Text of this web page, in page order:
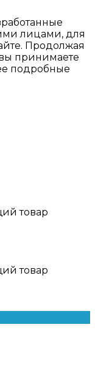
лицами, для
Продолжая
принимаете
подробные
товар
товар